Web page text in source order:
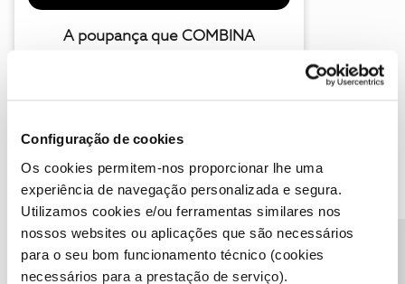
Configuração de cookies
Os cookies permitem-nos proporcionar lhe uma
experiência de navegação personalizada e segura.
Utilizamos cookies e/ou ferramentas similares nos
nossos websites ou aplicações que são necessários
para o seu bom funcionamento técnico (cookies
necessários para a prestação de serviço).
A poupança que COMBINA
Descubra as novidades de junho